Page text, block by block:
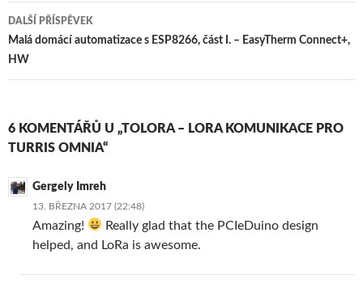
příspěvky
DALŠÍ PŘÍSPĚVEK
Malá domácí automatizace s ESP8266, část I. – EasyTherm Connect+,
HW
6 KOMENTÁŘŮ U „TOLORA – LORA KOMUNIKACE PRO
TURRIS OMNIA“
Gergely Imreh
13. BŘEZNA 2017 (22:48)
Amazing!
Really glad that the PCIeDuino design
helped, and LoRa is awesome.